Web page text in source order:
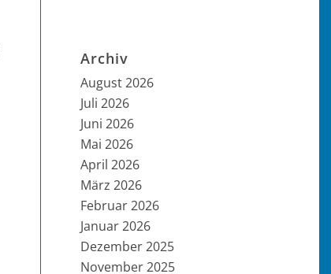
Archiv
August 2026
Juli 2026
Juni 2026
Mai 2026
April 2026
März 2026
Februar 2026
Januar 2026
Dezember 2025
November 2025